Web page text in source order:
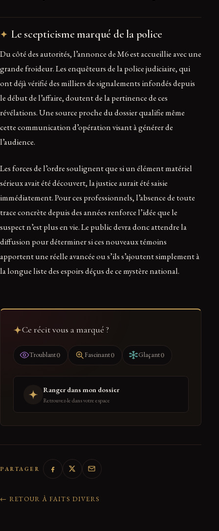
Le scepticisme marqué de la police
Du côté des autorités, l’annonce de M6 est accueillie avec une
grande froideur. Les enquêteurs de la police judiciaire, qui
ont déjà vérifié des milliers de signalements infondés depuis
le début de l’affaire, doutent de la pertinence de ces
révélations. Une source proche du dossier qualifie même
cette communication d’opération visant à générer de
l’audience.
Les forces de l’ordre soulignent que si un élément matériel
sérieux avait été découvert, la justice aurait été saisie
immédiatement. Pour ces professionnels, l’absence de toute
trace concrète depuis des années renforce l’idée que le
suspect n’est plus en vie. Le public devra donc attendre la
diffusion pour déterminer si ces nouveaux témoins
apportent une réelle avancée ou s’ils s’ajoutent simplement à
la longue liste des espoirs déçus de ce mystère national.
Ce récit vous a marqué ?
Troublant0 Fascinant0 Glaçant0
Ranger dans mon dossier
Retrouvez-le dans votre espace
PARTAGER
← RETOUR À FAITS DIVERS